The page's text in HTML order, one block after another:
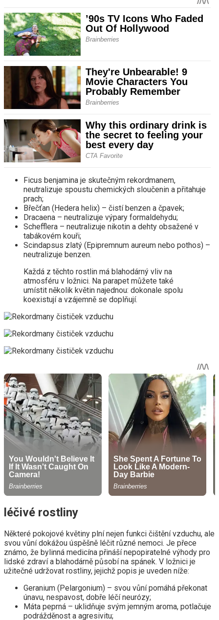
Ficus benjamina je skutečným rekordmanem,
neutralizuje spoustu chemických sloučenin a přitahuje
prach;
Břečťan (Hedera helix) – čistí benzen a čpavek;
Dracaena – neutralizuje výpary formaldehydu;
Schefflera – neutralizuje nikotin a dehty obsažené v
tabákovém kouři;
Scindapsus zlatý (Epipremnum aureum nebo pothos) –
neutralizuje benzen.
Každá z těchto rostlin má blahodárný vliv na
atmosféru v ložnici. Na parapet můžete také
umístit několik květin najednou: dokonale spolu
koexistují a vzájemně se doplňují.
léčivé rostliny
Některé pokojové květiny plní nejen funkci čištění vzduchu, ale
svou vůní dokážou úspěšně léčit různé nemoci. Je přece
známo, že bylinná medicína přináší nepopiratelné výhody pro
lidské zdraví a blahodárně působí na spánek. V ložnici je
užitečné udržovat rostliny, jejichž popis je uveden níže:
Geranium (Pelargonium) – svou vůní pomáhá překonat
únavu, nespavost, dobře léčí neurózy;
Máta peprná – uklidňuje svým jemným aroma, potlačuje
podrážděnost a agresivitu;